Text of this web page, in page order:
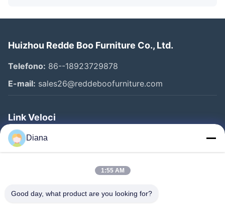
Huizhou Redde Boo Furniture Co., Ltd.
Telefono: 86--18923729878
E-mail: sales26@reddeboofurniture.com
Link Veloci
Casa
Prodotti
Chi Siamo
Diana
1:55 AM
Good day, what product are you looking for?